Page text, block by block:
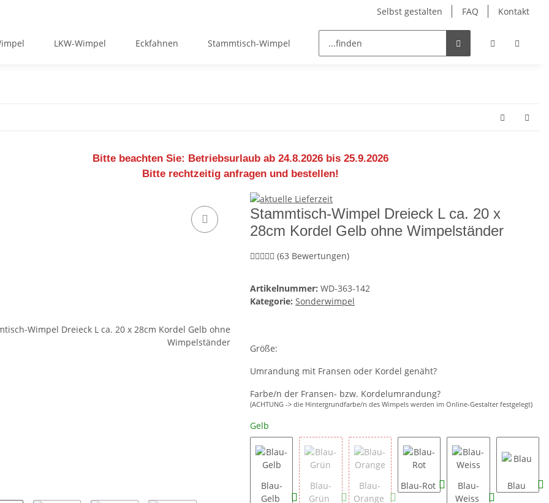
Selbst gestalten FAQ Kontakt
LKW-Wimpel Eckfahnen Stammtisch-Wimpel Fahnenbänder
Bitte beachten Sie: Betriebsurlaub ab 24.8.2026 bis 25.9.2026
Bitte rechtzeitig anfragen und bestellen!
Stammtisch-Wimpel Dreieck L ca. 20 x
28cm Kordel Gelb ohne Wimpelständer
(63 Bewertungen)
Artikelnummer: WD-363-142
Kategorie: Sonderwimpel
Größe:
Umrandung mit Fransen oder Kordel genäht?
Farbe/n der Fransen- bzw. Kordelumrandung?
(ACHTUNG -> die Hintergrundfarbe/n des Wimpels werden im Online-Gestalter festgelegt)
Gelb
Blau-
Gelb
Blau-
Grün
Blau-
Orange
Blau-Rot
Blau-
Weiss
Blau